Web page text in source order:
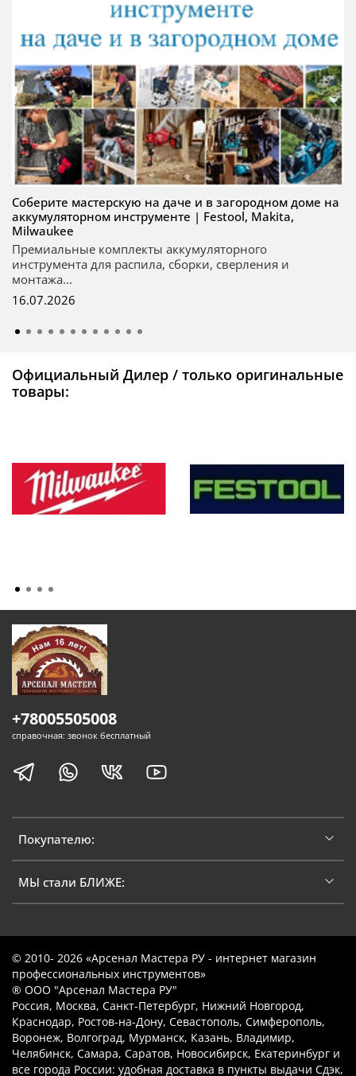
Соберите мастерскую на даче и в загородном доме на
аккумуляторном инструменте | Festool, Makita,
Milwaukee
Премиальные комплекты аккумуляторного
инструмента для распила, сборки, сверления и
монтажа...
16.07.2026
Официальный Дилер / только оригинальные
товары:
Покупателю:
МЫ стали БЛИЖЕ:
+78005505008
справочная: звонок бесплатный
© 2010- 2026 «Арсенал Мастера РУ - интернет магазин
профессиональных инструментов»
® ООО "Арсенал Мастера РУ"
Россия, Москва, Санкт-Петербург, Нижний Новгород,
Краснодар, Ростов-на-Дону, Севастополь, Симферополь,
Воронеж, Волгоград, Мурманск, Казань, Владимир,
Челябинск, Самара, Саратов, Новосибирск, Екатеринбург и
все города России: удобная доставка в пункты выдачи Сдэк,